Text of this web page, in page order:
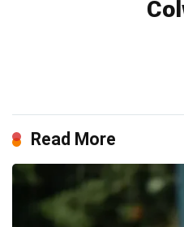
Read More